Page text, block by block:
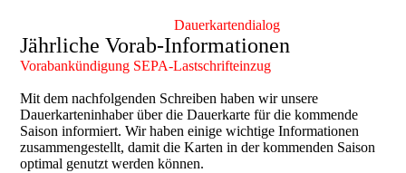
Dauerkartendialog
Jährliche Vorab-Informationen
Vorabankündigung SEPA-Lastschrifteinzug
Mit dem nachfolgenden Schreiben haben wir unsere
Dauerkarteninhaber über die Dauerkarte für die kommende
Saison informiert. Wir haben einige wichtige Informationen
zusammengestellt, damit die Karten in der kommenden Saison
optimal genutzt werden können.